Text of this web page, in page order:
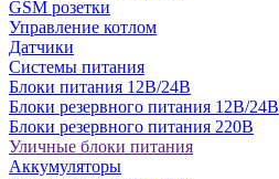
GSM розетки
Управление котлом
Датчики
Системы питания
Блоки питания 12В/24В
Блоки резервного питания 12В/24В
Блоки резервного питания 220В
Уличные блоки питания
Аккумуляторы